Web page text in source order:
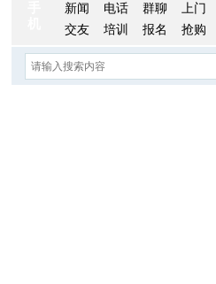
新闻 电话 群聊 上门
交友
培训 报名 抢购